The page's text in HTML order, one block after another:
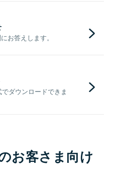
お答えします。
ダウンロードできま
お客さま向け